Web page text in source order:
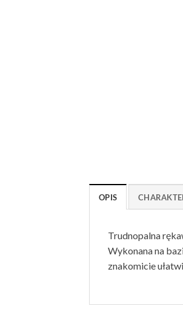
OPIS
Trudnopalna
Wykonana na
znakomicie